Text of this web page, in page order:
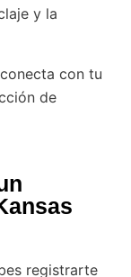
y la
con tu
de
registrarte